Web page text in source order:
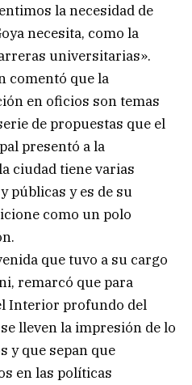
la necesidad de
necesita, como la
universitarias».
comentó que la
en oficios son temas
de propuestas que el
presentó a la
ciudad tiene varias
públicas y es de su
como un polo
que tuvo a su cargo
remarcó que para
Interior profundo del
lleven la impresión de lo
y que sepan que
en las políticas